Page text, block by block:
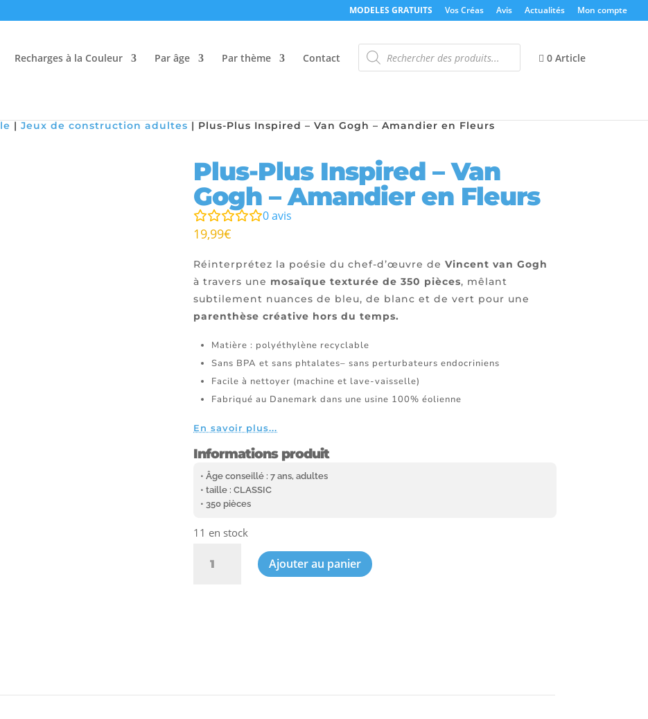
MODELES GRATUITS Vos Créas Avis Actualités Mon compte
Recharges à la Couleur Par âge Par thème Contact
Recherche
de
produits
0 Article
|Jeux de construction adultes | Plus-Plus Inspired – Van Gogh – Amandier en Fleurs
Plus-Plus Inspired – Van
Gogh – Amandier en Fleurs
0avis
19,99€
Réinterprétez la poésie du chef-d’œuvre deVincent van Gogh
à travers une mosaïque texturée de 350 pièces, mêlant
subtilement nuances de bleu, de blanc et de vert pour une
parenthèse créative hors du temps.
Matière : polyéthylène recyclable
Sans BPA et sans phtalates– sans perturbateurs endocriniens
Facile à nettoyer (machine et lave-vaisselle)
Fabriqué au Danemark dans une usine 100% éolienne
En savoir plus...
Informations produit
• Âge conseillé : 7 ans, adultes
• taille : CLASSIC
• 350 pièces
11 en stock
Ajouter au panier